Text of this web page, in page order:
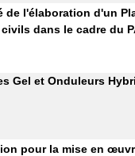
de l'élaboration d'un
dans le cadre du
Gel et Onduleurs
pour la mise en